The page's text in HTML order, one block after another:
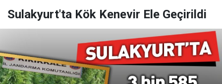
Sulakyurt'ta Kök Kenevir Ele Geçirildi